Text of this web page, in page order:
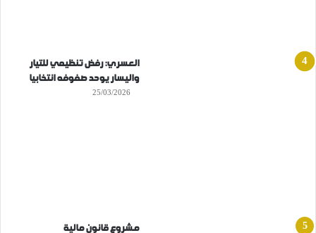
العسري: رفض تنظيمي للتيار
واليسار يوحد صفوفه انتخابيا
25/03/2026
مشروع قانون مالية